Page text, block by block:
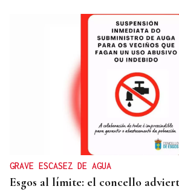
A Limia, “zona cero” para o censo
GRAVE ESCASEZ DE AGUA
Esgos al límite: el concello